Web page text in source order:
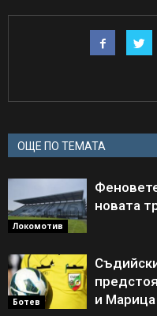
ОЩЕ ПО ТЕМАТА
Локомотив
новата
Ботев
и Марица